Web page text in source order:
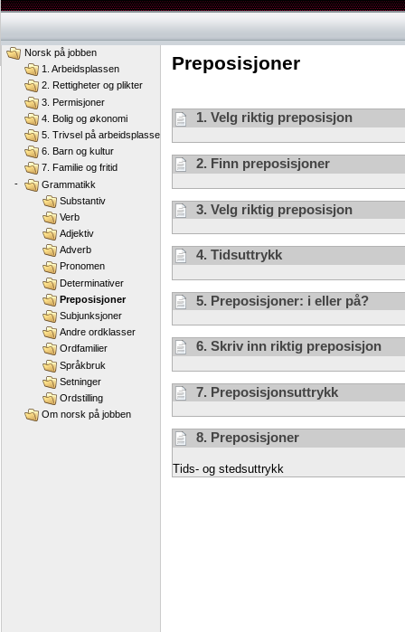
Preposisjoner
1. Velg riktig preposisjon
2. Finn preposisjoner
3. Velg riktig preposisjon
4. Tidsuttrykk
5. Preposisjoner: i eller på?
6. Skriv inn riktig preposisjon
7. Preposisjonsuttrykk
8. Preposisjoner
Tids- og stedsuttrykk
Norsk på jobben
1. Arbeidsplassen
2. Rettigheter og plikter
3. Permisjoner
4. Bolig og økonomi
5. Trivsel på arbeidsplassen
6. Barn og kultur
7. Familie og fritid
-
Grammatikk
Substantiv
Verb
Adjektiv
Adverb
Pronomen
Determinativer
Preposisjoner
Subjunksjoner
Andre ordklasser
Ordfamilier
Språkbruk
Setninger
Ordstilling
Om norsk på jobben